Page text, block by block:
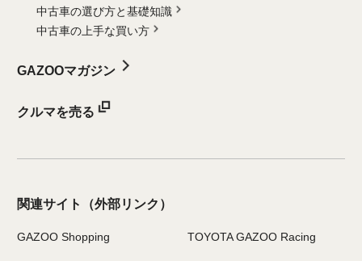
中古車の選び方と基礎知識
中古車の上手な買い方
GAZOOマガジン
クルマを売る
関連サイト （外部リンク）
GAZOO Shopping TOYOTA GAZOO Racing